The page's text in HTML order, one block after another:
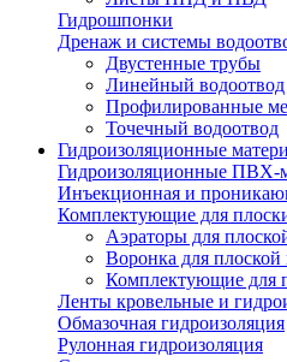
Гидрошпонки
Дренаж и системы
Двустенные трубы
Линейный водоотвод
Профилированные
Точечный водоотвод
Гидроизоляционные
Гидроизоляционные ПВХ-
Инъекционная и
Комплектующие для
Аэраторы для
Воронка для плоской
Комплектующие для
Ленты кровельные и
Обмазочная гидроизоляция
Рулонная гидроизоляция